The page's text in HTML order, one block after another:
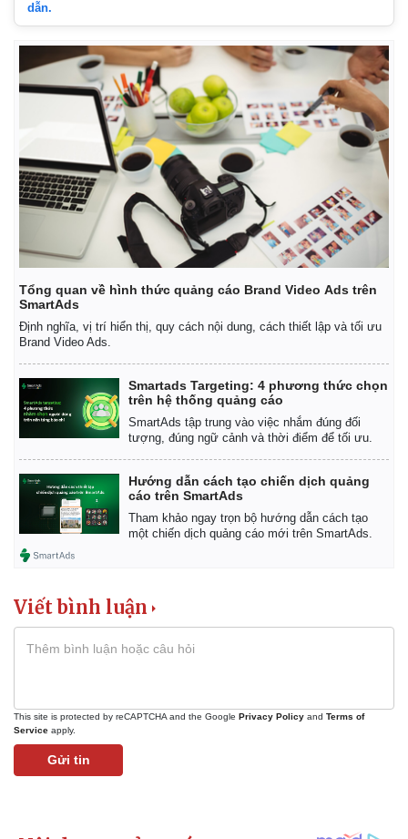
Bất động sản
Khởi nghiệp
Tỷ giá
dẫn.
Tổng quan về hình thức quảng cáo Brand Video Ads trên
SmartAds
Định nghĩa, vị trí hiển thị, quy cách nội dung, cách thiết lập và tối ưu
Brand Video Ads.
Smartads Targeting: 4 phương thức chọn
trên hệ thống quảng cáo
SmartAds tập trung vào việc nhắm đúng đối
tượng, đúng ngữ cảnh và thời điểm để tối ưu.
Hướng dẫn cách tạo chiến dịch quảng
cáo trên SmartAds
Tham khảo ngay trọn bộ hướng dẫn cách tạo
một chiến dịch quảng cáo mới trên SmartAds.
Viết bình luận
This site is protected by reCAPTCHA and the Google Privacy Policy and Terms of
Service apply.
Gửi tin